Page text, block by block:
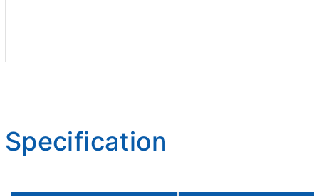
Specification